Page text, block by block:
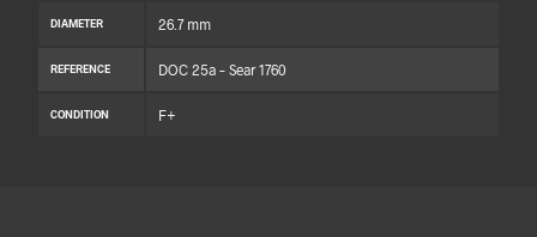
DIAMETER 26.7 mm
REFERENCE DOC 25a – Sear 1760
CONDITION F+